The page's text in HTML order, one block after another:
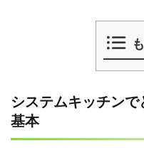
システムキッチン
基本